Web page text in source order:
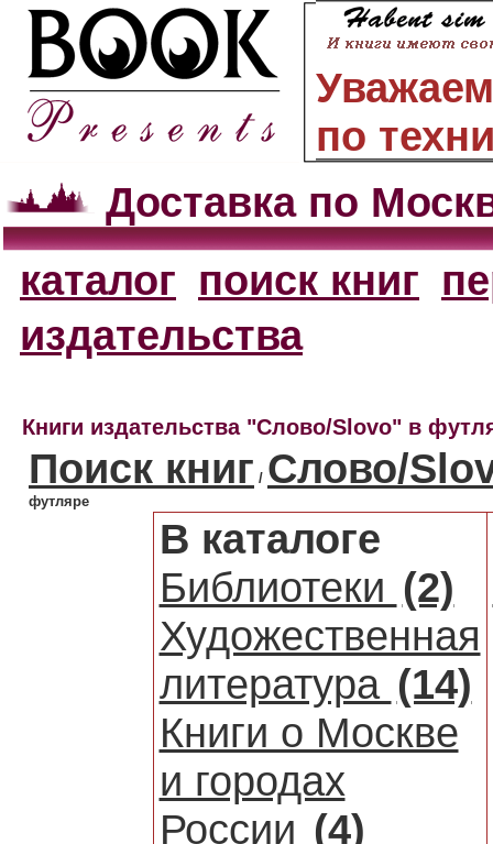
по
Доставка по
каталог поиск книг
издательства
Книги издательства "Слово/Slovo" в
Поиск книг / Слово/
футляре
В каталоге
Библиотеки (2)
Художественная
литература (14)
Книги о Москве
и городах
России (4)